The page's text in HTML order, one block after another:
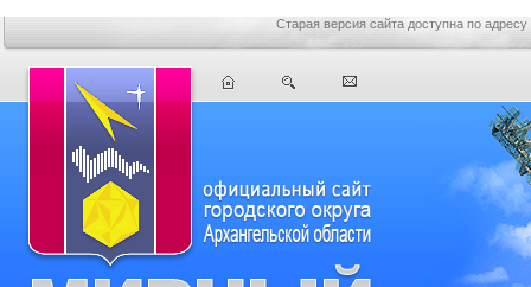
Старая версия сайта доступна по адресу